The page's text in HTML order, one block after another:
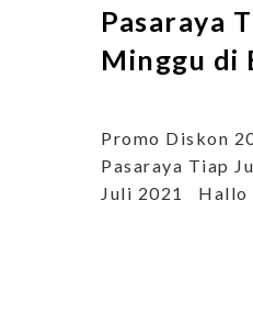
Pasaraya
Minggu di
Promo Diskon
Pasaraya Tiap
Juli 2021 Hallo